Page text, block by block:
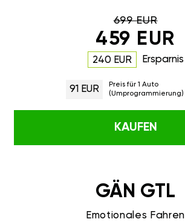
699 EUR
459 EUR
240 EUR Ersparnis
91 EUR
Preis für 1 Auto
(Umprogrammierung)
KAUFEN
GÄN GTL
Emotionales Fahren